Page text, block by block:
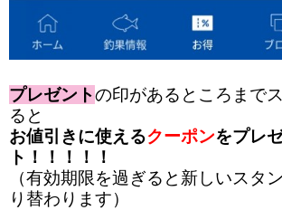
プレゼントの印があるところまで
ると
お値引きに使えるクーポンをプレ
ト！！！！！
（有効期限を過ぎると新しいスタ
り替わります）